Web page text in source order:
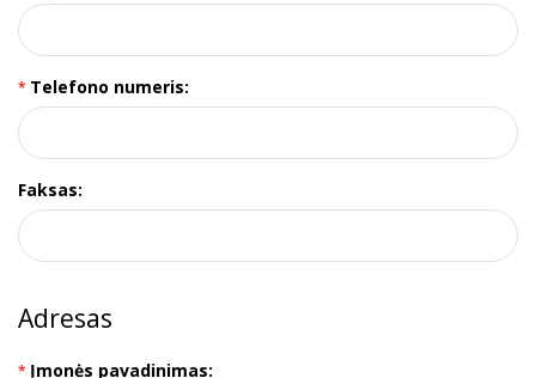
Telefono numeris:
Faksas:
Adresas
Įmonės pavadinimas: